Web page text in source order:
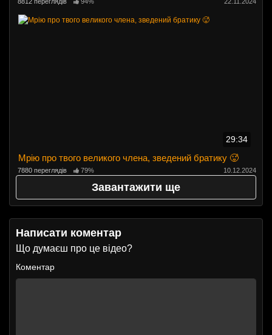
29:34
Мрію про твого великого члена, зведений братику 🥵
7880 переглядів 79% 10.12.2024
Завантажити ще
Написати коментар
Що думаєш про це відео?
Коментар